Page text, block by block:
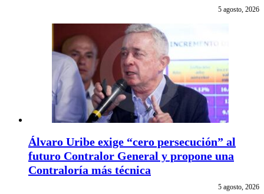
5 agosto, 2026
Álvaro Uribe exige “cero persecución” al
futuro Contralor General y propone una
Contraloría más técnica
5 agosto, 2026